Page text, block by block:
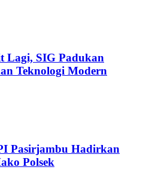
Lagi, SIG Padukan
Teknologi Modern
Pasirjambu Hadirkan
Polsek